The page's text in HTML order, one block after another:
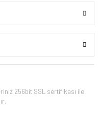
256bit SSL sertifikası ile